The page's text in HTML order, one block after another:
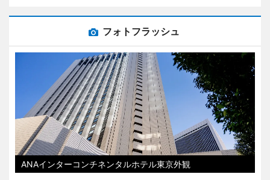
フォトフラッシュ
ANAインターコンチネンタルホテル東京外観